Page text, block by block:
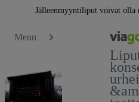
Jälleenmyyntiliput voivat olla
Menu